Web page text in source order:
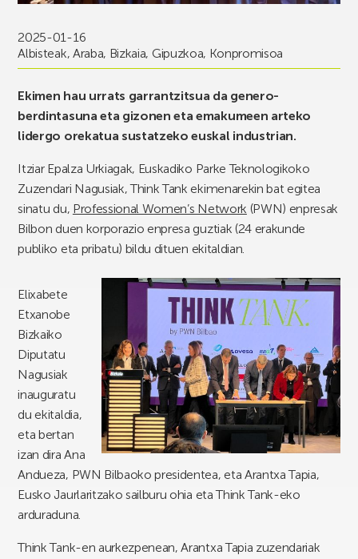
2025-01-16
Albisteak, Araba, Bizkaia, Gipuzkoa, Konpromisoa
Ekimen hau urrats garrantzitsua da genero-
berdintasuna eta gizonen eta emakumeen arteko
lidergo orekatua sustatzeko euskal industrian.
Itziar Epalza Urkiagak, Euskadiko Parke Teknologikoko
Zuzendari Nagusiak, Think Tank ekimenarekin bat egitea
sinatu du, Professional Women’s Network (PWN) enpresak
Bilbon duen korporazio enpresa guztiak (24 erakunde
publiko eta pribatu) bildu dituen ekitaldian.
Elixabete
Etxanobe
Bizkaiko
Diputatu
Nagusiak
inauguratu
du ekitaldia,
eta bertan
izan dira Ana
Andueza, PWN Bilbaoko presidentea, eta Arantxa Tapia,
Eusko Jaurlaritzako sailburu ohia eta Think Tank-eko
arduraduna.
Think Tank-en aurkezpenean, Arantxa Tapia zuzendariak